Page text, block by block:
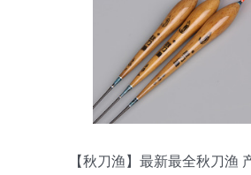
【秋刀渔】最新最全秋刀渔